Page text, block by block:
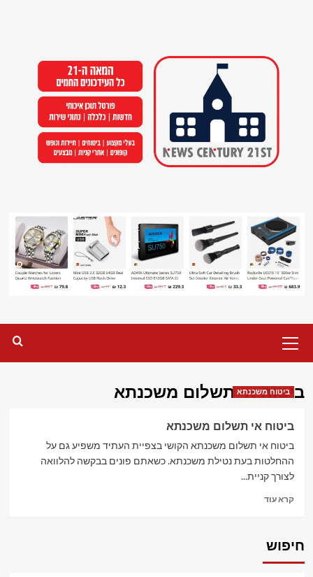
Menu
ביטוח אי תשלום משכנתא
ביטוח משכנתא
ביטוח אי תשלום משכנתא
ביטוח אי תשלום משכנתא הקושי בצפיית העתיד משפיע גם על
ההחלטות בעת נטילת משכנתא. כשאתם פונים בבקשה להלוואה
לצורך קניית...
קרא עודRead
תשלום
חיפוש